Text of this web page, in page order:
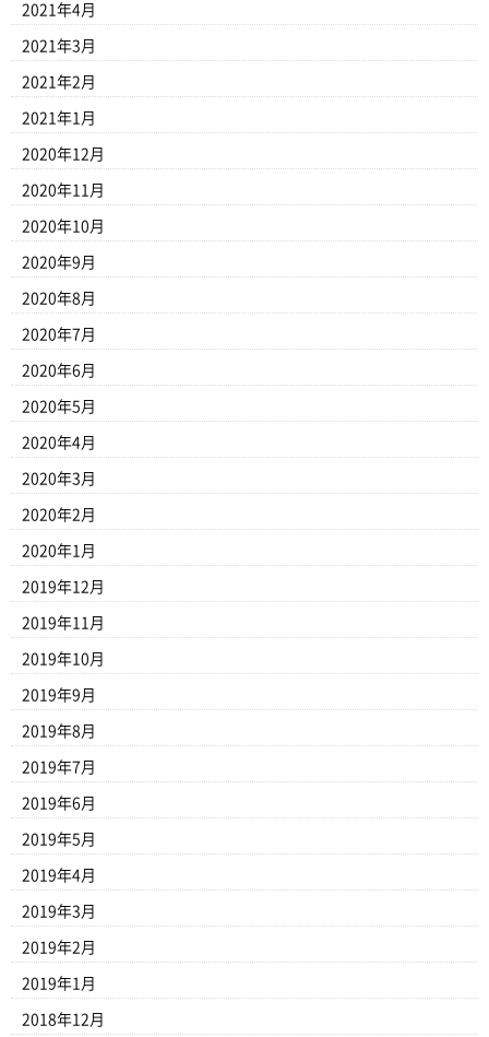
2021年4月
2021年3月
2021年2月
2021年1月
2020年12月
2020年11月
2020年10月
2020年9月
2020年8月
2020年7月
2020年6月
2020年5月
2020年4月
2020年3月
2020年2月
2020年1月
2019年12月
2019年11月
2019年10月
2019年9月
2019年8月
2019年7月
2019年6月
2019年5月
2019年4月
2019年3月
2019年2月
2019年1月
2018年12月